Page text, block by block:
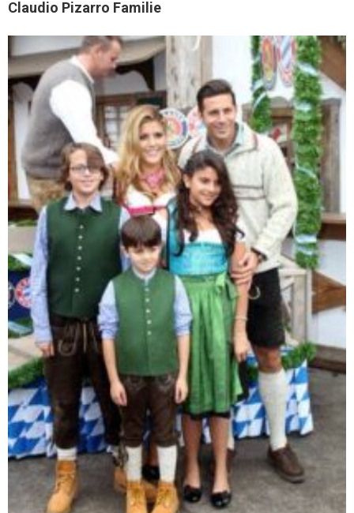
Claudio Pizarro Familie